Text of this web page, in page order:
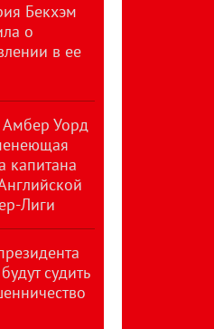
Бекхэм
о
в ее
Амбер Уорд
капитана
Лиги
судить